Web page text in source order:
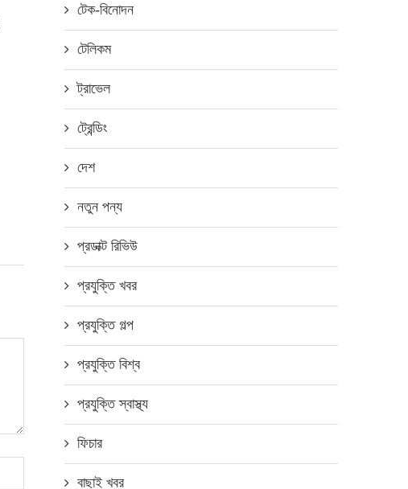
কার্যক্রম শুরু হচ্ছে ১...
হুয়াওয়ের দুই ফোন
টেক-বিনোদন
টেলিকম
ট্রাভেল
ট্রেন্ডিং
দেশ
নতুন পন্য
প্রডাক্ট রিভিউ
প্রযুক্তি খবর
প্রযুক্তি গল্প
প্রযুক্তি বিশ্ব
প্রযুক্তি স্বাস্থ্য
ফিচার
বাছাই খবর